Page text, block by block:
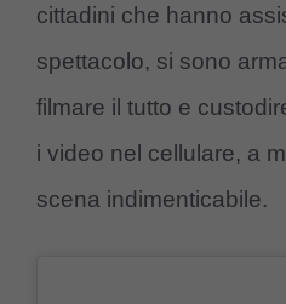
cittadini che hanno
spettacolo, si sono
filmare il tutto e
i video nel cellulare, a
scena indimenticabile.